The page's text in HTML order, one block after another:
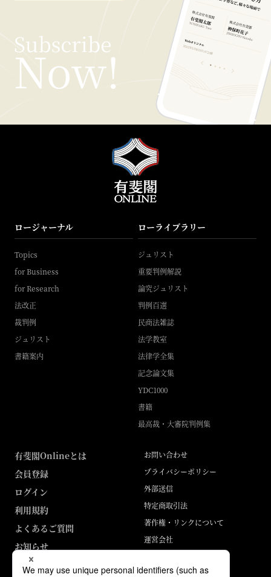
ロージャーナル
Topics
for Business
for Research
法改正
裁判例
ジュリスト
書籍案内
ローライブラリー
ジュリスト
重要判例解説
論究ジュリスト
判例百選
民商法雑誌
法学教室
法律学全集
記念論文集
YDC1000
書籍
最高裁・大審院判例集
有斐閣Onlineとは
会員登録
ログイン
利用規約
よくあるご質問
お知らせ
お問い合わせ
プライバシーポリシー
外部送信
特定商取引法
著作権・リンクについて
運営会社